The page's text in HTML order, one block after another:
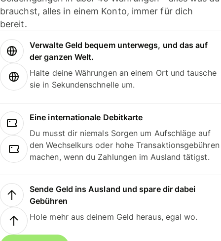
brauchst, alles in einem Konto, immer für dich
bereit.
Verwalte Geld bequem unterwegs, und das auf
der ganzen Welt.
Halte deine Währungen an einem Ort und tausche
sie in Sekundenschnelle um.
Eine internationale Debitkarte
Du musst dir niemals Sorgen um Aufschläge auf
den Wechselkurs oder hohe Transaktionsgebühren
machen, wenn du Zahlungen im Ausland tätigst.
Sende Geld ins Ausland und spare dir dabei
Gebühren
Hole mehr aus deinem Geld heraus, egal wo.